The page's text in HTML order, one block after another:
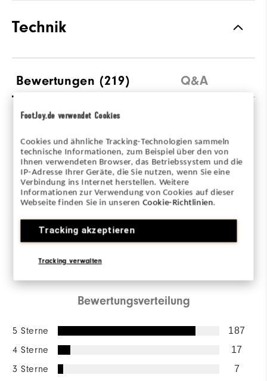
FootJoy.de verwendet Cookies
Cookies und ähnliche Tracking-Technologien sammeln
technische Informationen, zum Beispiel über den von
Ihnen verwendeten Browser, das Betriebssystem und die
IP-Adresse Ihrer Geräte, die Sie nutzen, wenn Sie eine
Verbindung ins Internet herstellen. Weitere
Informationen zur Verwendung von Cookies auf dieser
Webseite finden Sie in unserenCookie-Richtlinien.
Tracking akzeptieren
Tracking verwalten
Technik
Bewertungen (219) Q&A
4.7/5
BEWERTUNG SCHREIBEN
Bewertungsverteilung
5 Sterne 187
4 Sterne 17
3 Sterne 7